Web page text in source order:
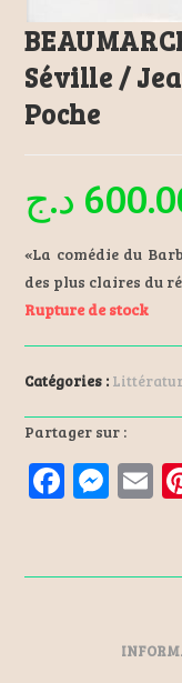
Séville /
Poche
د.ج
«La comédie du
des plus claires du
Rupture de stock
Catégories :
Partager sur :
F
b
M
n
r
E
l